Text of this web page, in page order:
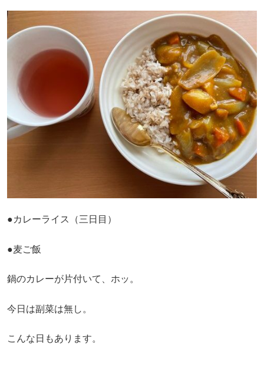
●カレーライス（三日目）
●麦ご飯
鍋のカレーが片付いて、ホッ。
今日は副菜は無し。
こんな日もあります。